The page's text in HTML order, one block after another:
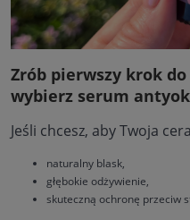
Zrób pierwszy krok do
wybierz serum
Jeśli chcesz, aby Twoja
naturalny blask,
głębokie odżywienie,
skuteczną ochronę przeciw